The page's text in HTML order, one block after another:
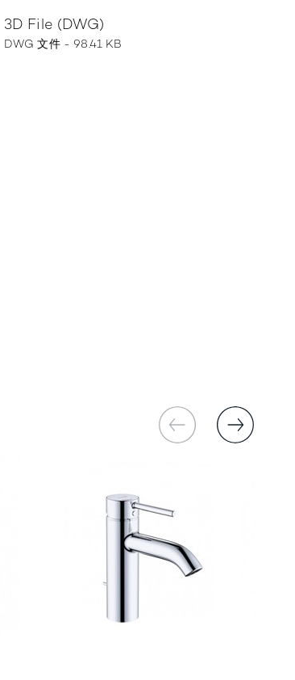
3D File (DWG)
DWG 文件 - 98.41 KB